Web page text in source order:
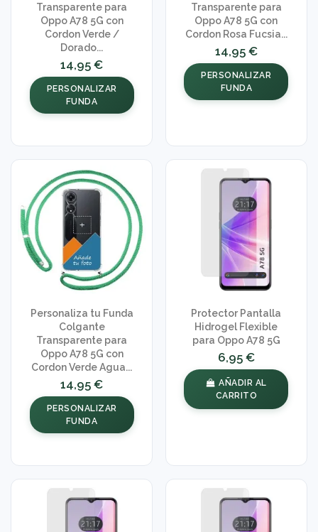
Transparente para
Oppo A78 5G con
Cordon Verde /
Dorado...
14,95 €
PERSONALIZAR
FUNDA
Transparente para
Oppo A78 5G con
Cordon Rosa Fucsia...
14,95 €
PERSONALIZAR
FUNDA
Personaliza tu Funda
Colgante
Transparente para
Oppo A78 5G con
Cordon Verde Agua...
14,95 €
PERSONALIZAR
FUNDA
Protector Pantalla
Hidrogel Flexible
para Oppo A78 5G
6,95 €
AÑADIR AL
CARRITO